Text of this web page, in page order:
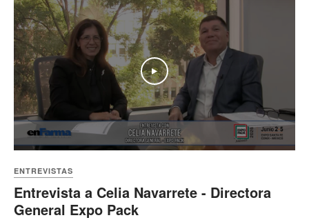
Play
ENTREVISTAS
Entrevista a Celia Navarrete - Directora
General Expo Pack